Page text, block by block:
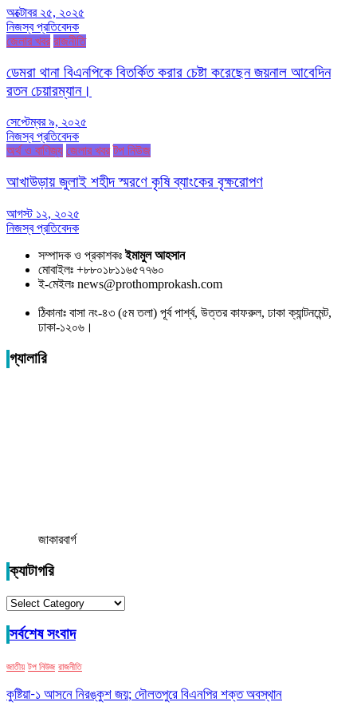
অক্টোবর ২৫, ২০২৫
নিজস্ব প্রতিবেদক
জেলার খবর রাজনীতি
ডেমরা থানা বিএনপিকে বিতর্কিত করার চেষ্টা করেছেন জয়নাল আবেদিন
রতন চেয়ারম্যান।
সেপ্টেম্বর ৯, ২০২৫
নিজস্ব প্রতিবেদক
অর্থ ও বাণিজ্য জেলার খবর টপ নিউজ
আখাউড়ায় জুলাই শহীদ স্মরণে কৃষি ব্যাংকের বৃক্ষরোপণ
আগস্ট ১২, ২০২৫
নিজস্ব প্রতিবেদক
সম্পাদক ও প্রকাশকঃইমামুল আহসান
মোবাইলঃ +৮৮০১৮১১৬৫৭৭৬০
ই-মেইলঃ news@prothomprokash.com
ঠিকানাঃ বাসা নং-৪৩ (৫ম তলা) পূর্ব পার্শ্ব, উত্তর কাফরুল, ঢাকা ক্যান্টনমেন্ট,
ঢাকা-১২০৬।
গ্যালারি
জাকারবার্গ
ক্যাটাগরি
ক্যাটাগরি
সর্বশেষ সংবাদ
জাতীয় টপ নিউজ রাজনীতি
কুষ্টিয়া-১ আসনে নিরঙ্কুশ জয়; দৌলতপুরে বিএনপির শক্ত অবস্থান